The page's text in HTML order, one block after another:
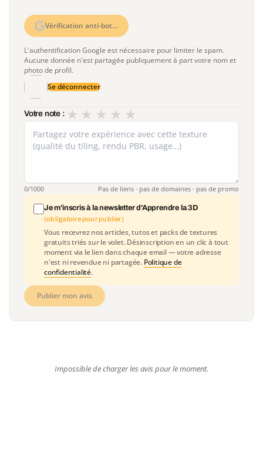
Vérification anti-bot…
L'authentification Google est nécessaire pour limiter le spam.
Aucune donnée n'est partagée publiquement à part votre nom et
photo de profil.
Se déconnecter
Votre note : ★
★
★
★
★
0/1000 Pas de liens · pas de domaines · pas de promo
Je m'inscris à la newsletter d'Apprendre la 3D
(obligatoire pour publier)
Vous recevrez nos articles, tutos et packs de textures
gratuits triés sur le volet. Désinscription en un clic à tout
moment via le lien dans chaque email — votre adresse
n'est ni revendue ni partagée. Politique de
confidentialité.
Publier mon avis
Impossible de charger les avis pour le moment.